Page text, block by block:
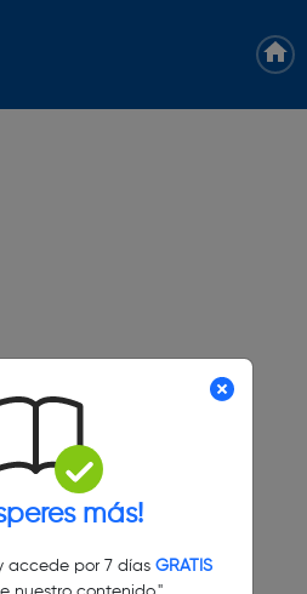
más!
accede por 7 días GRATIS